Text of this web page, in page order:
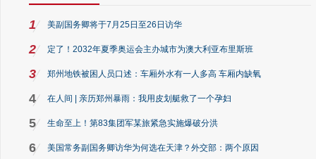
1 美副国务卿将于7月25日至26日访华
2 定了！2032年夏季奥运会主办城市为澳大利亚布里斯班
3 郑州地铁被困人员口述：车厢外水有一人多高 车厢内缺氧
4 在人间 | 亲历郑州暴雨：我用皮划艇救了一个孕妇
5 生命至上！第83集团军某旅紧急实施爆破分洪
6 美国常务副国务卿访华为何选在天津？外交部：两个原因